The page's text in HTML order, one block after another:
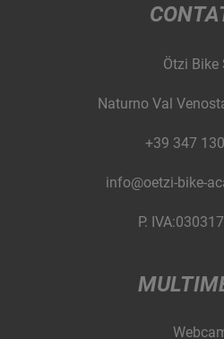
Ötzi Bike
Naturno Val
+39 347
info@oetzi-bike-
P.